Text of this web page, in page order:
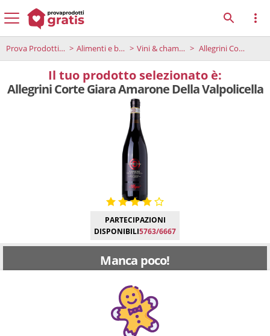
Prova Prodotti Gratis Alimenti e bevande Vini & champagne Allegrini Corte Giara Amarone Della Valpolicella
Il tuo prodotto selezionato è:
Allegrini Corte Giara Amarone Della Valpolicella
PARTECIPAZIONI
DISPONIBILI5763/6667
Manca poco!
Puoi ricevere GRATIS questo nuovo prodotto, provarlo e
consigliarlo ad altri utenti. Per determinare se hai tutti i
requisiti per poter ricevere il prodotto da te selezionato e
testarlo, rispondi a questo breve questionario.